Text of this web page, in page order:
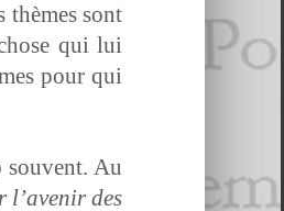
thèmes sont
qui lui
pour qui
sou­vent. Au
l’avenir des